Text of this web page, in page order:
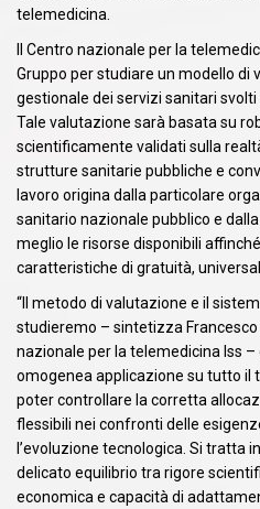
telemedicina.
Il Centro nazionale per la
Gruppo per studiare un modello di
gestionale dei servizi sanitari
Tale valutazione sarà basata su
scientificamente validati sulla
strutture sanitarie pubbliche e
lavoro origina dalla particolare
sanitario nazionale pubblico e
meglio le risorse disponibili
caratteristiche di gratuità,
“Il metodo di valutazione e il
studieremo – sintetizza
nazionale per la telemedicina Iss
omogenea applicazione su tutto il
poter controllare la corretta
flessibili nei confronti delle
l’evoluzione tecnologica. Si tratta
delicato equilibrio tra rigore
economica e capacità di